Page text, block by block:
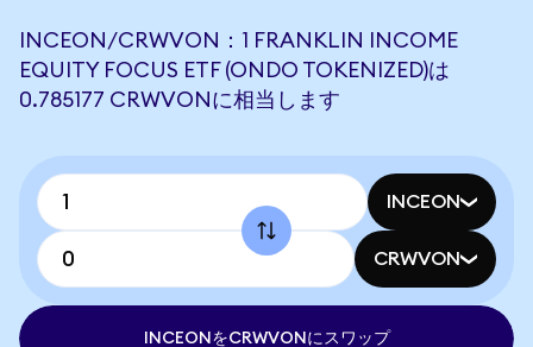
INCEON/CRWVON：1 FRANKLIN INCOME
EQUITY FOCUS ETF (ONDO TOKENIZED)は
0.785177 CRWVONに相当します
INCEON
CRWVON
INCEONをCRWVONにスワップ